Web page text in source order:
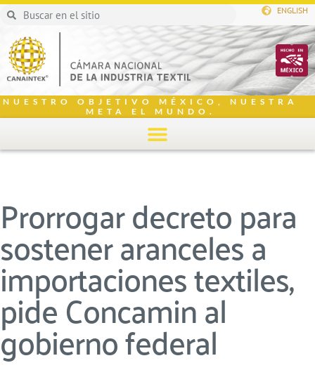
ENGLISH
NUESTRO OBJETIVO MÉXICO, NUESTRA
META EL MUNDO.
Prorrogar decreto para
sostener aranceles a
importaciones textiles,
pide Concamin al
gobierno federal